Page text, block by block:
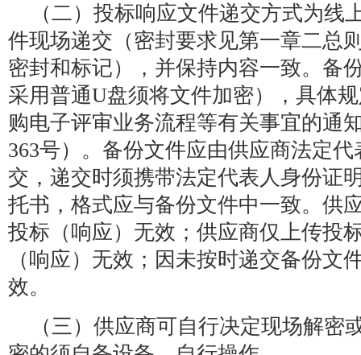
（二）投标响应文件递交方式为线
件现场递交（密封要求见第一章二总
密封和标记），并保持内容一致。备
采用普通U盘须将文件加密），具体
购电子评审业务流程等有关事宜的通
363号）。备份文件应由供应商法定
交，递交时须携带法定代表人身份证
托书，格式应与备份文件中一致。供
投标（响应）无效；供应商仅上传投
（响应）无效；因未按时递交备份文
效。
（三）供应商可自行决定现场解密